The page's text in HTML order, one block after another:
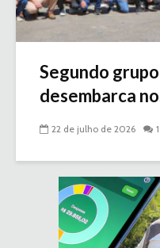
Segundo
desembarca
22 de julho de 2026